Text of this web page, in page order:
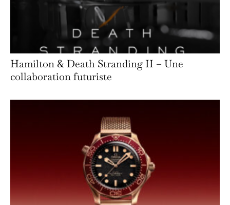
Hamilton & Death Stranding II – Une
collaboration futuriste